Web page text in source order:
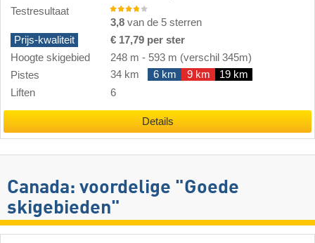
Testresultaat
3,8 van de 5 sterren
Prijs-kwaliteit
€ 17,79 per ster
Hoogte skigebied
248 m - 593 m (verschil 345m)
Pistes
34 km 6 km 9 km
19 km
Liften
6
Details
Canada: voordelige "Goede
skigebieden"